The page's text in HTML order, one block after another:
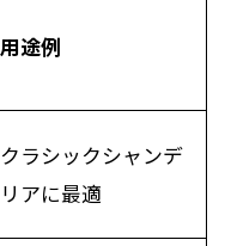
用途例
クラシックシャンデ
リアに最適